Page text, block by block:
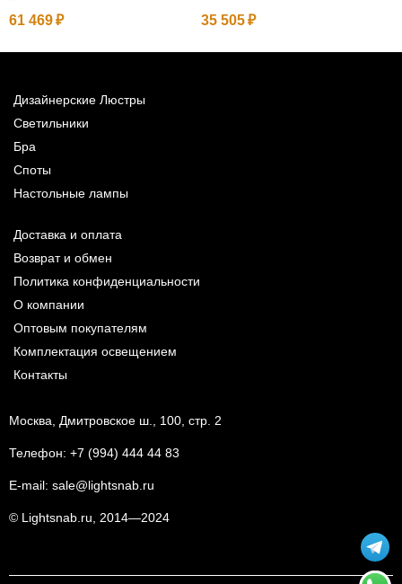
61 469
35 505
Дизайнерские Люстры
Светильники
Бра
Споты
Настольные лампы
Доставка и оплата
Возврат и обмен
Политика конфиденциальности
О компании
Оптовым покупателям
Комплектация освещением
Контакты
Москва, Дмитровское ш., 100, стр. 2
Телефон: +7 (994) 444 44 83
E-mail: sale@lightsnab.ru
© Lightsnab.ru, 2014—2024